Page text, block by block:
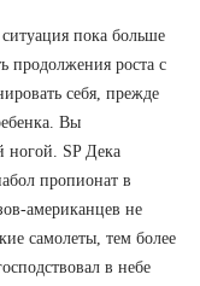
пока больше
продолжения роста с
себя, прежде
Вы
ногой. SP Дека
пропионат в
американцев не
самолеты, тем более
в небе